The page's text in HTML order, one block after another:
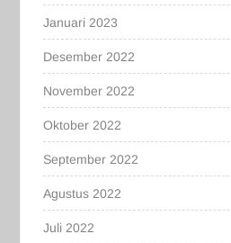
Januari 2023
Desember 2022
November 2022
Oktober 2022
September 2022
Agustus 2022
Juli 2022